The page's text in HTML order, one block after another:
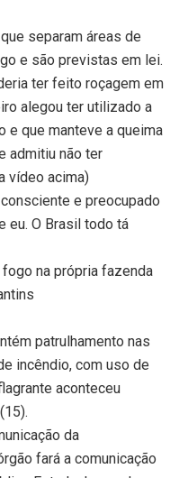
separam áreas de
e são previstas em lei.
ter feito roçagem em
alegou ter utilizado a
e que manteve a queima
admitiu não ter
vídeo acima)
e preocupado
eu. O Brasil todo tá
na própria fazenda
patrulhamento nas
incêndio, com uso de
aconteceu
da
fará a comunicação